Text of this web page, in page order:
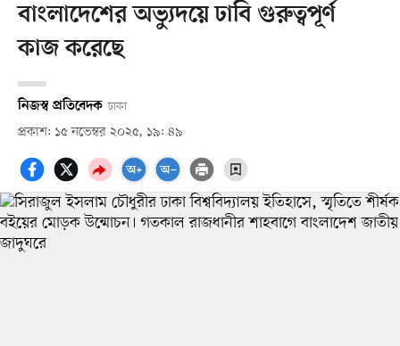
বাংলাদেশের অভ্যুদয়ে ঢাবি গুরুত্বপূর্ণ
কাজ করেছে
নিজস্ব প্রতিবেদক ঢাকা
প্রকাশ: ১৫ নভেম্বর ২০২৫, ১৯: ৪৯